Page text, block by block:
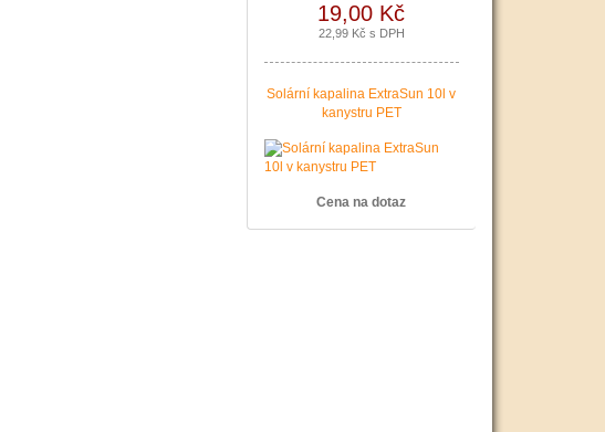
19,00 Kč
22,99 Kč s DPH
Solární kapalina ExtraSun 10l v
kanystru PET
Cena na dotaz